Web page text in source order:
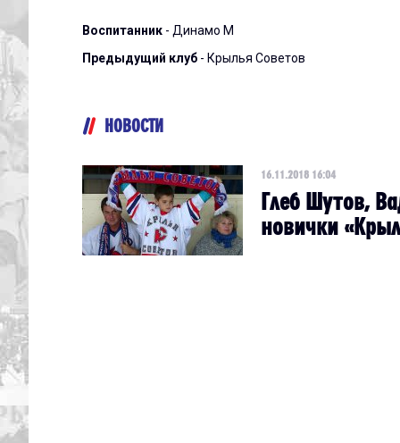
Воспитанник - Динамо М
Предыдущий клуб - Крылья Советов
НОВОСТИ
16.11.2018 16:04
Глеб Шутов,
новички